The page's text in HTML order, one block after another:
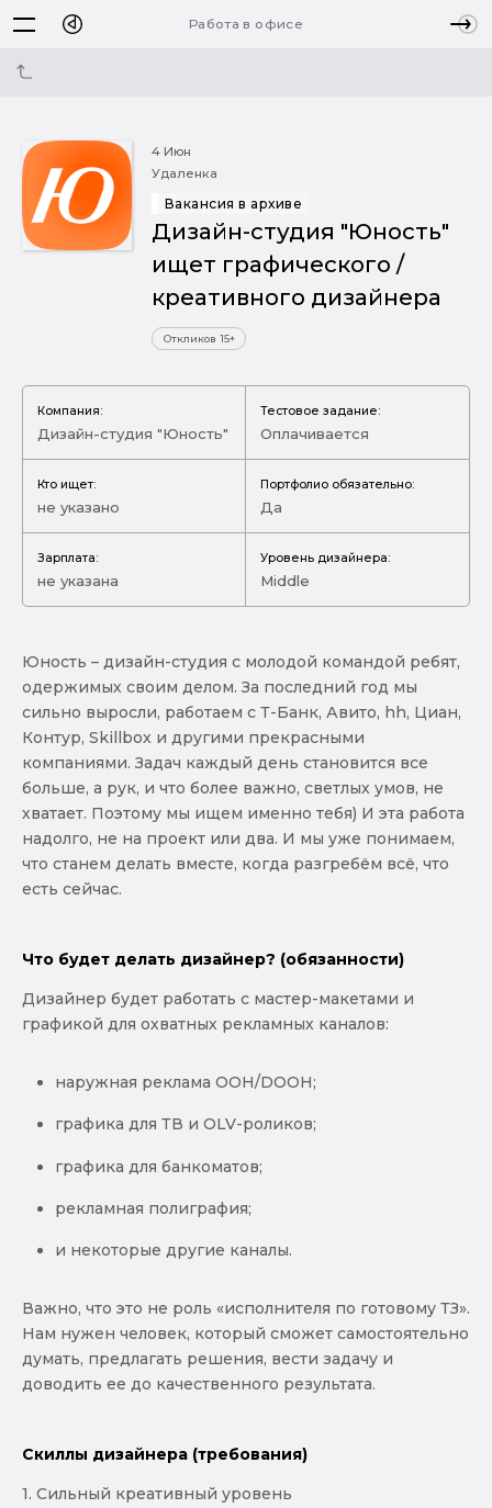
Работа в офисе
4 Июн
Удаленка
Вакансия в архиве
Дизайн-студия "Юность"
ищет графического /
креативного дизайнера
Откликов 15+
Компания:
Дизайн-студия "Юность"
Тестовое задание:
Оплачивается
Кто ищет:
не указано
Портфолио обязательно:
Да
Зарплата:
не указана
Уровень дизайнера:
Middle
Юность – дизайн-студия с молодой командой ребят,
одержимых своим делом. За последний год мы
сильно выросли, работаем с Т-Банк, Авито, hh, Циан,
Контур, Skillbox и другими прекрасными
компаниями. Задач каждый день становится все
больше, а рук, и что более важно, светлых умов, не
хватает. Поэтому мы ищем именно тебя) И эта работа
надолго, не на проект или два. И мы уже понимаем,
что станем делать вместе, когда разгребём всё, что
есть сейчас.
Что будет делать дизайнер? (обязанности)
Дизайнер будет работать с мастер-макетами и
графикой для охватных рекламных каналов:
наружная реклама OOH/DOOH;
графика для ТВ и OLV-роликов;
графика для банкоматов;
рекламная полиграфия;
и некоторые другие каналы.
Важно, что это не роль «исполнителя по готовому ТЗ».
Нам нужен человек, который сможет самостоятельно
думать, предлагать решения, вести задачу и
доводить ее до качественного результата.
Скиллы дизайнера (требования)
1. Сильный креативный уровень